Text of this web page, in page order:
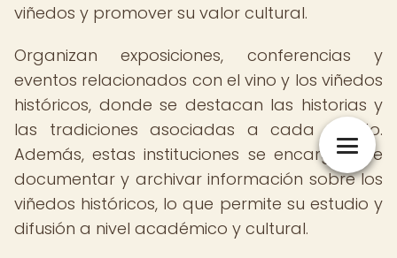
viñedos y promover su valor cultural.
Organizan exposiciones, conferencias y
eventos relacionados con el vino y los viñedos
históricos, donde se destacan las historias y
las tradiciones asociadas a cada viñedo.
Además, estas instituciones se encargan de
documentar y archivar información sobre los
viñedos históricos, lo que permite su estudio y
difusión a nivel académico y cultural.